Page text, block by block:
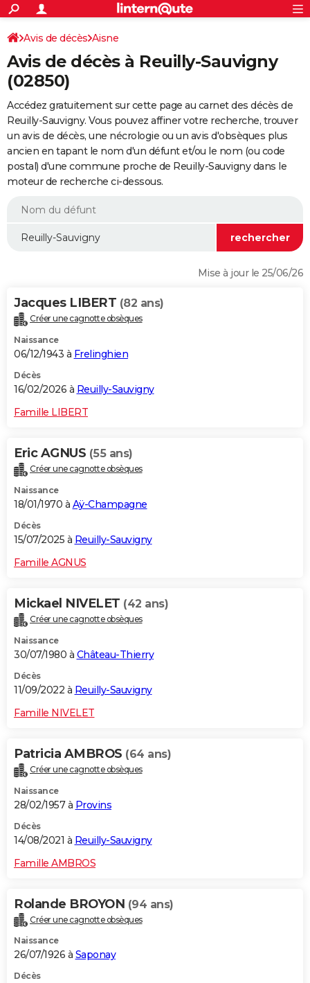
ACTUALITÉS
Politique
Société
Faits Divers
Education
Monde
Villes
+
SPORT
Coupe du monde 2026
Football
Tennis
Cyclisme
Rugby
Forum
FINANCE
Retraite
Impôts
Epargne
Immobilier
Risques naturels par ville
Banque
Assurance
Crédit
AUTO
Essais
Réserver un essai
Citadines
Berlines
SUV
Forum auto
+
HIGH-TECH
Mobiles
Meilleur smartphone
Internet
Ordinateurs
Jeux vidéo
Guide high-tech
+BRICOLAGE
Forum
Aménagement intérieur
Extérieur
Cuisine
Salle de bains
Jardinage
Rangement
WEEK-END
Guides de France
Escapades
Patrimoine
Expositions
Musées
Week-end nature
LIFESTYLE
Alimentation
Guide de la santé
Maladies
Médicaments
Sommeil
VOYAGE
Destinations
City break
Voyage nature
Voyage de noces
Forum
Climat
+PHOTO
GUIDES D'ACHAT
BONS PLANS
CARTE DE VOEUX
Dictionnaire
Biographies
Citations
Expressions
Proverbes
PROGRAMME TV
COPAINS D'AVANT
S'inscrire
Se connecter
Lycées
Collèges
Primaires
Universités
Entreprises
Service militaire
Avis de recherche
AVIS DE DÉCÈS
Avis de décès Aisne
Avis de décès à Reuilly-Sauvigny
(02850)
Accédez gratuitement sur cette page au carnet des décès de
Reuilly-Sauvigny. Vous pouvez affiner votre recherche, trouver
un avis de décès, une nécrologie ou un avis d'obsèques plus
ancien en tapant le nom d'un défunt et/ou le nom (ou code
postal) d'une commune proche de Reuilly-Sauvigny dans le
moteur de recherche ci-dessous.
Mise à jour le 25/06/26
Jacques LIBERT (82 ans)
Créer une cagnotte obsèques
Naissance
06/12/1943 à Frelinghien
Décès
16/02/2026 à Reuilly-Sauvigny
Famille LIBERT
Eric AGNUS (55 ans)
Créer une cagnotte obsèques
Naissance
18/01/1970 à Aÿ-Champagne
Décès
15/07/2025 à Reuilly-Sauvigny
Famille AGNUS
Mickael NIVELET (42 ans)
Créer une cagnotte obsèques
Naissance
30/07/1980 à Château-Thierry
Décès
11/09/2022 à Reuilly-Sauvigny
Famille NIVELET
Patricia AMBROS (64 ans)
Créer une cagnotte obsèques
Naissance
28/02/1957 à Provins
Décès
14/08/2021 à Reuilly-Sauvigny
Famille AMBROS
Rolande BROYON (94 ans)
Créer une cagnotte obsèques
Naissance
26/07/1926 à Saponay
Décès